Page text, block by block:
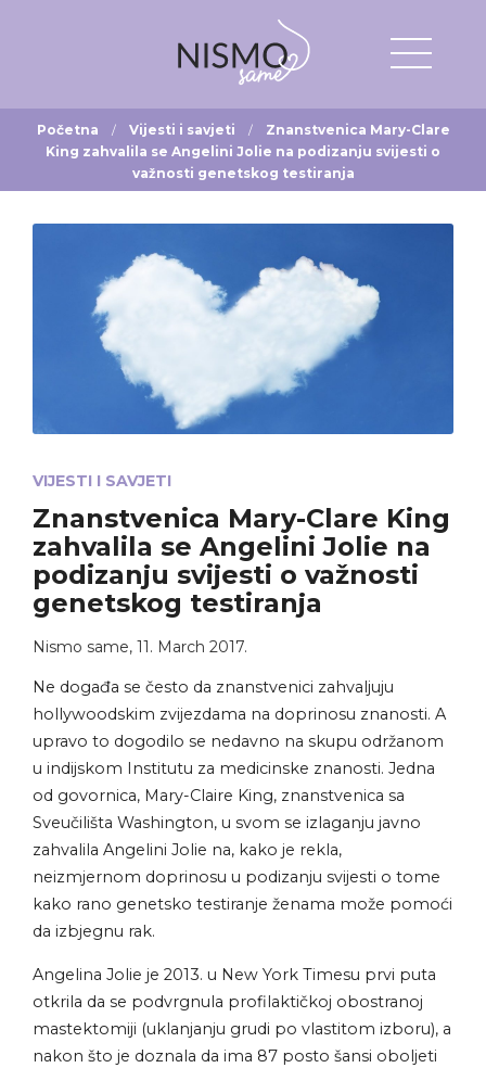
Početna Vijesti i savjeti
Znanstvenica Mary-Clare
King zahvalila se Angelini Jolie na podizanju svijesti o
važnosti genetskog testiranja
VIJESTI I SAVJETI
Znanstvenica Mary-Clare King
zahvalila se Angelini Jolie na
podizanju svijesti o važnosti
genetskog testiranja
Nismo same, 11. March 2017.
Ne događa se često da znanstvenici zahvaljuju
hollywoodskim zvijezdama na doprinosu znanosti. A
upravo to dogodilo se nedavno na skupu održanom
u indijskom Institutu za medicinske znanosti. Jedna
od govornica, Mary-Claire King, znanstvenica sa
Sveučilišta Washington, u svom se izlaganju javno
zahvalila Angelini Jolie na, kako je rekla,
neizmjernom doprinosu u podizanju svijesti o tome
kako rano genetsko testiranje ženama može pomoći
da izbjegnu rak.
Angelina Jolie je 2013. u New York Timesu prvi puta
otkrila da se podvrgnula profilaktičkoj obostranoj
mastektomiji (uklanjanju grudi po vlastitom izboru), a
nakon što je doznala da ima 87 posto šansi oboljeti